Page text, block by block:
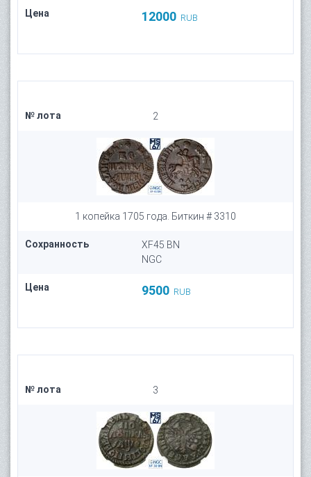
Цена 12000 RUB
№ лота 2
1 копейка 1705 года. Биткин # 3310
Сохранность
XF45 BN
NGC
Цена 9500 RUB
№ лота 3